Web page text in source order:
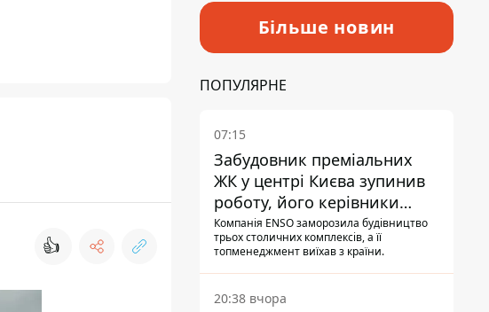
👍
Більше новин
ПОПУЛЯРНЕ
07:15
Забудовник преміальних
ЖК у центрі Києва зупинив
роботу, його керівники
втекли з України - Bihus.info
Компанія ENSO заморозила будівництво
трьох столичних комплексів, а її
топменеджмент виїхав з країни.
20:38 вчора